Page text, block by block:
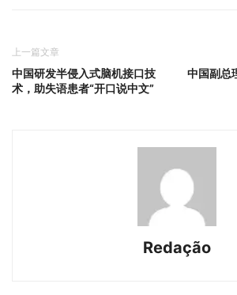
上一篇文章
中国研发半侵入式脑机接口技
术，助失语患者“开口说中文”
中国副总
Redação